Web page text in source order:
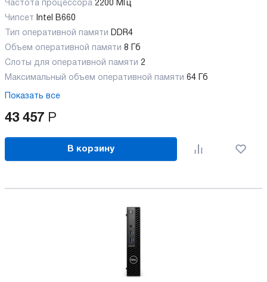
Частота процессора 2200 МГц
Чипсет
Intel B660
Тип оперативной памяти DDR4
Объем оперативной памяти 8 Гб
Слоты для оперативной памяти 2
Максимальный объем оперативной памяти 64 Гб
Показать все
43 457 Р
В корзину